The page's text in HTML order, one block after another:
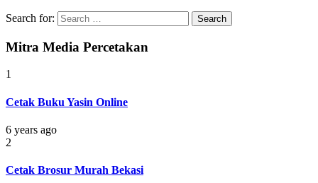
Search for:
Mitra Media Percetakan
1
Cetak Buku Yasin Online
6 years ago
2
Cetak Brosur Murah Bekasi